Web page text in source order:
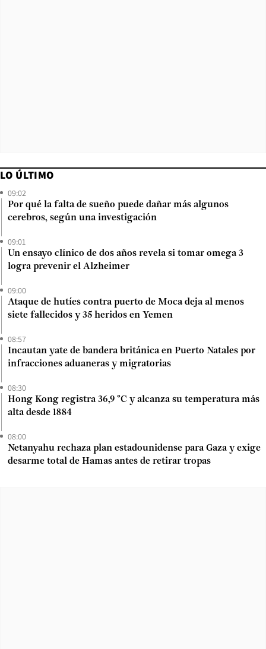
LO ÚLTIMO
09:02
Por qué la falta de sueño puede dañar más algunos
cerebros, según una investigación
09:01
Un ensayo clínico de dos años revela si tomar omega 3
logra prevenir el Alzheimer
09:00
Ataque de hutíes contra puerto de Moca deja al menos
siete fallecidos y 35 heridos en Yemen
08:57
Incautan yate de bandera británica en Puerto Natales por
infracciones aduaneras y migratorias
08:30
Hong Kong registra 36,9 °C y alcanza su temperatura más
alta desde 1884
08:00
Netanyahu rechaza plan estadounidense para Gaza y exige
desarme total de Hamas antes de retirar tropas